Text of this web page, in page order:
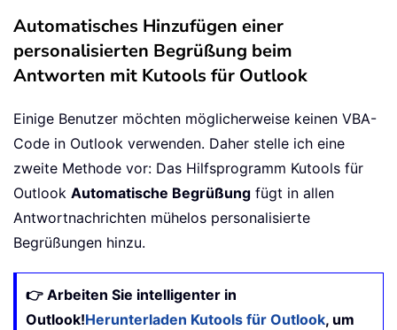
Automatisches Hinzufügen einer
personalisierten Begrüßung beim
Antworten mit Kutools für Outlook
Einige Benutzer möchten möglicherweise keinen VBA-
Code in Outlook verwenden. Daher stelle ich eine
zweite Methode vor: Das Hilfsprogramm Kutools für
Outlook Automatische Begrüßung fügt in allen
Antwortnachrichten mühelos personalisierte
Begrüßungen hinzu.
👉 Arbeiten Sie intelligenter in
Outlook!Herunterladen Kutools für Outlook, um